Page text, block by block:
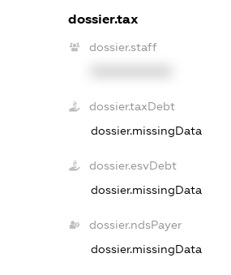
dossier.tax
dossier.staff
dossier.taxDebt
dossier.missingData
dossier.esvDebt
dossier.missingData
dossier.ndsPayer
dossier.missingData